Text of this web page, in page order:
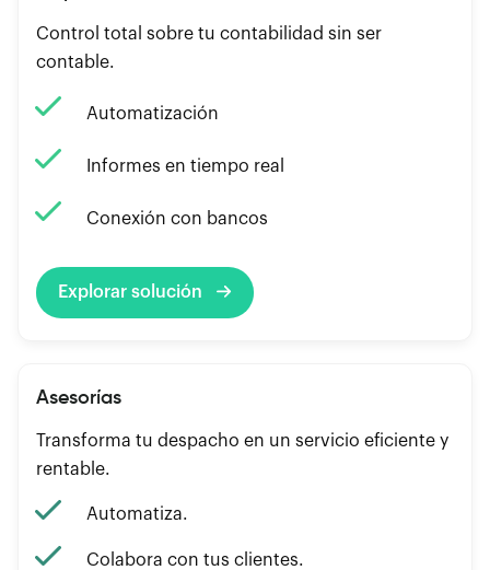
Control total sobre tu contabilidad sin ser
contable.
Automatización
Informes en tiempo real
Conexión con bancos
Explorar solución
Asesorías
Transforma tu despacho en un servicio eficiente y
rentable.
Automatiza.
Colabora con tus clientes.